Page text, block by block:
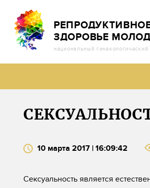
ЗДОРОВЬЕ
национальный гинекологический
10 марта 2017 | 16:09:42
Сексуальность является